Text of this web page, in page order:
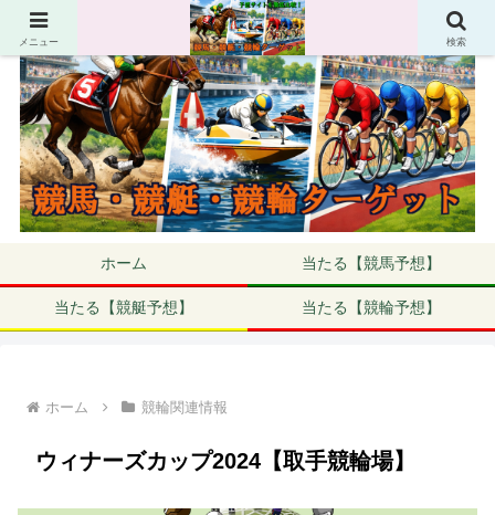
ホーム 当たる【競馬予想】
当たる【競艇予想】 当たる【競輪予想】
ホーム 競輪関連情報
ウィナーズカップ2024【取手競輪場】
メニュー 検索